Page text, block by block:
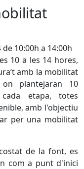
10:00h a 14:00h
10 a les 14 hores,
amb la mobilitat
plantejaran 10
etapa, totes
amb l'objectiu
per una mobilitat
de la font, es
com a punt d'inici